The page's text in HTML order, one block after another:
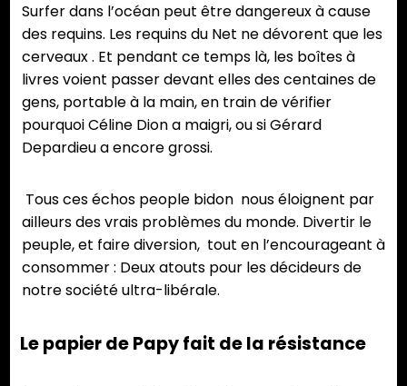
Surfer dans l’océan peut être dangereux à cause
des requins. Les requins du Net ne dévorent que les
cerveaux . Et pendant ce temps là, les boîtes à
livres voient passer devant elles des centaines de
gens, portable à la main, en train de vérifier
pourquoi Céline Dion a maigri, ou si Gérard
Depardieu a encore grossi.
Tous ces échos people bidon nous éloignent par
ailleurs des vrais problèmes du monde. Divertir le
peuple, et faire diversion, tout en l’encourageant à
consommer : Deux atouts pour les décideurs de
notre société ultra-libérale.
Le papier de Papy fait de la résistance